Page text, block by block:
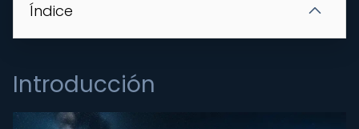
Índice
Introducción